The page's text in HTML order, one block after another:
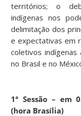
territórios; o
indígenas nos
delimitação dos
e expectativas em
coletivos
no Brasil e no
1ª Sessão – em
(hora Brasília)